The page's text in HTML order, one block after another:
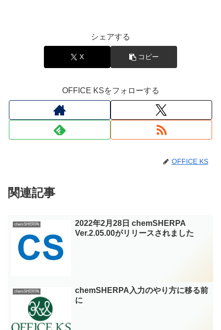
シェアする
X コピー
OFFICE KSをフォローする
OFFICE KS
関連記事
chemSHERPA
2022年2月28日 chemSHERPA
Ver.2.05.00がリリースされました
chemSHERPA
chemSHERPA入力のやり方に移る前
に